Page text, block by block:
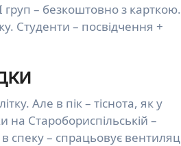
– безкоштовно з карткою.
Студенти – посвідчення +
Але в пік – тіснота, як у
на Старобориспільській –
спеку – спрацьовує